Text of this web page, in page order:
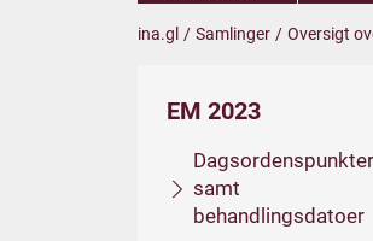
ina.gl / Samlinger / Oversigt
EM 2023
Dagsordenspunkter
samt
behandlingsdatoer